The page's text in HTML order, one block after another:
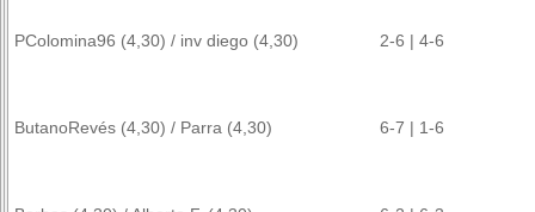
PColomina96 (4,30) / inv diego (4,30) 2-6 | 4-6
ButanoRevés (4,30) / Parra (4,30) 6-7 | 1-6